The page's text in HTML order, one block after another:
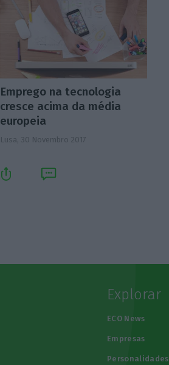
Emprego na tecnologia
cresce acima da média
europeia
Lusa, 30 Novembro 2017
Explorar
ECO News
Empresas
Personalidades